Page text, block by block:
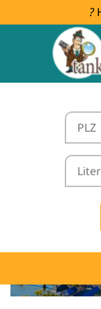
vergleichen